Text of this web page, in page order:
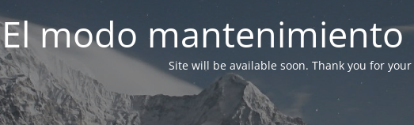
El modo mantenimiento
Site will be available soon. Thank you for